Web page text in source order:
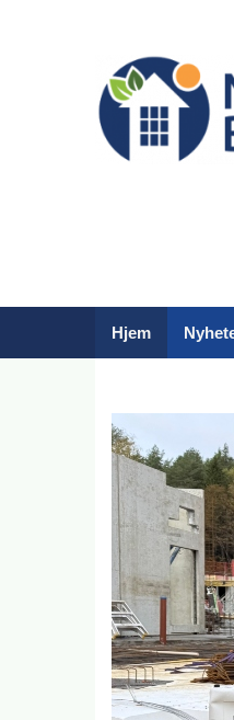
Hjem